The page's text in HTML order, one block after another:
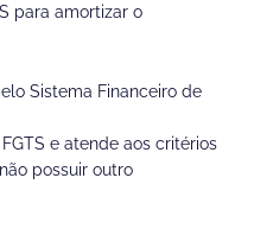
para amortizar o
Sistema Financeiro de
e atende aos critérios
possuir outro